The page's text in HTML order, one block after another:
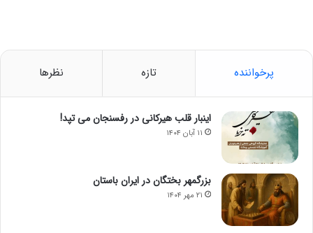
پرخواننده تازه نظرها
اینبار قلب هیرکانی در رفسنجان می تپد!
۱۱ آبان ۱۴۰۴
بزرگمهر بختگان در ایران باستان
۲۱ مهر ۱۴۰۴